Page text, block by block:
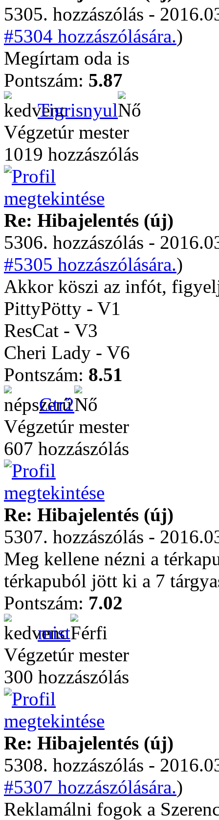
5305. hozzászólás -
#5304 hozzászólására.)
Megírtam oda is
Pontszám: 5.87
Tigrisnyul
Végzetúr mester
1019 hozzászólás
Re: Hibajelentés (új)
5306. hozzászólás -
#5305 hozzászólására.)
Akkor köszi az infót,
PittyPötty - V1
ResCat - V3
Cheri Lady - V6
Pontszám: 8.51
Gtr2
Végzetúr mester
607 hozzászólás
Re: Hibajelentés (új)
5307. hozzászólás -
Meg kellene nézni a
térkapuból jött ki a 7
Pontszám: 7.02
mist
Végzetúr mester
300 hozzászólás
Re: Hibajelentés (új)
5308. hozzászólás -
#5307 hozzászólására.)
Reklamálni fogok a